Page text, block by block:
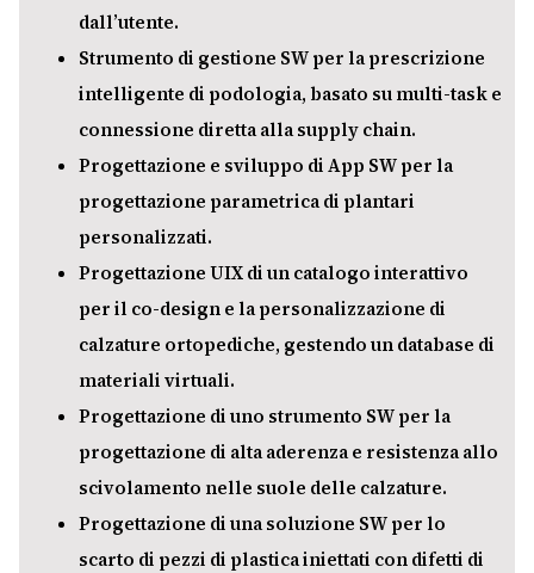
dall’utente.
Strumento di gestione SW per la prescrizione
intelligente di podologia, basato su multi-task e
connessione diretta alla supply chain.
Progettazione e sviluppo di App SW per la
progettazione parametrica di plantari
personalizzati.
Progettazione UIX di un catalogo interattivo
per il co-design e la personalizzazione di
calzature ortopediche, gestendo un database di
materiali virtuali.
Progettazione di uno strumento SW per la
progettazione di alta aderenza e resistenza allo
scivolamento nelle suole delle calzature.
Progettazione di una soluzione SW per lo
scarto di pezzi di plastica iniettati con difetti di